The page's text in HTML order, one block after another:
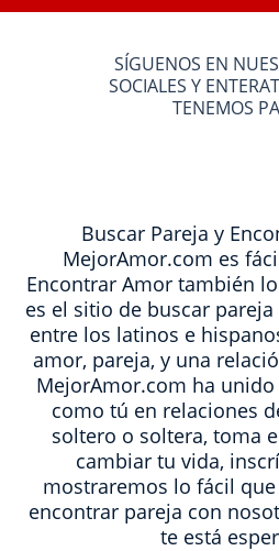
SÍGUENOS EN
SOCIALES Y
TENEMOS
Buscar Pareja y
MejorAmor.com es
Encontrar Amor también
es el sitio de buscar
entre los latinos e
amor, pareja, y una
MejorAmor.com ha
como tú en relaciones
soltero o soltera, toma
cambiar tu vida,
mostraremos lo fácil
encontrar pareja con
te está